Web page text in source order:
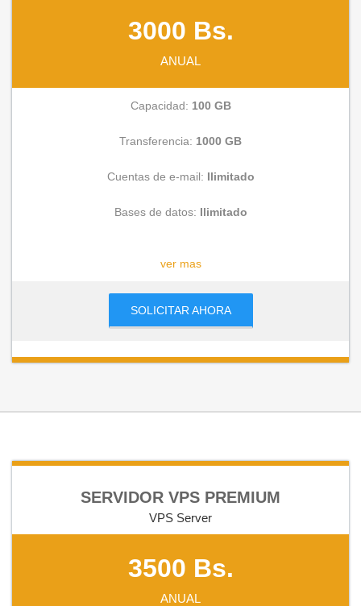
3000 Bs.
ANUAL
Capacidad: 100 GB
Transferencia: 1000 GB
Cuentas de e-mail: Ilimitado
Bases de datos: Ilimitado
ver mas
SOLICITAR AHORA
SERVIDOR VPS PREMIUM
VPS Server
3500 Bs.
ANUAL